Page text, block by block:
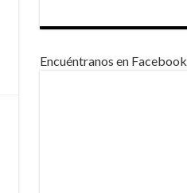
Encuéntranos en Facebook